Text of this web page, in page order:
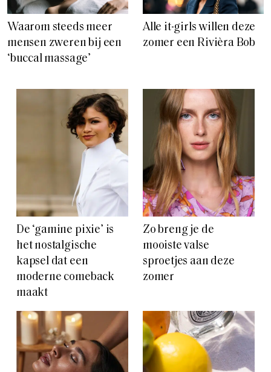
Waarom steeds meer
mensen zweren bij een
‘buccal massage’
Alle it-girls willen deze
zomer een Rivièra Bob
De ‘gamine pixie’ is
het nostalgische
kapsel dat een
moderne comeback
maakt
Zo breng je de
mooiste valse
sproetjes aan deze
zomer